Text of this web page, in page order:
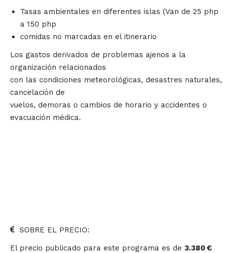
Tasas ambientales en diferentes islas (Van de 25 php
a 150 php
comidas no marcadas en el itinerario
Los gastos derivados de problemas ajenos a la
organización relacionados
con las condiciones meteorológicas, desastres naturales,
cancelación de
vuelos, demoras o cambios de horario y accidentes o
evacuación médica.
SOBRE EL PRECIO:
El precio publicado para este programa es de 3.380 €